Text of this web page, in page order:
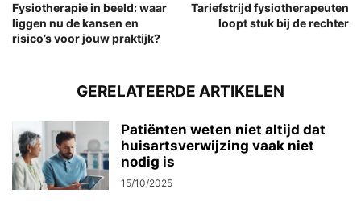
Fysiotherapie in beeld: waar
liggen nu de kansen en
risico’s voor jouw praktijk?
Tariefstrijd fysiotherapeuten
loopt stuk bij de rechter
GERELATEERDE ARTIKELEN
Patiënten weten niet altijd dat
huisartsverwijzing vaak niet
nodig is
15/10/2025